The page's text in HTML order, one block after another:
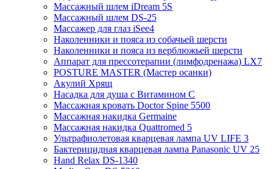
Массажный шлем iDream 5S
Массажный шлем DS-25
Массажер для глаз iSee4
Наколенники и пояса из собачьей шерсти
Наколенники и пояса из верблюжьей шерсти
Аппарат для прессотерапии (лимфодренажа) LX7
POSTURE MASTER (Мастер осанки)
Акулий Хрящ
Насадка для душа с Витамином C
Массажная кровать Doctor Spine 5500
Массажная накидка Germaine
Массажная накидка Quattromed 5
Ультрафиолетовая кварцевая лампа UV LIFE 3
Бактерицидная кварцевая лампа Panasonic UV 25
Hand Relax DS-1340